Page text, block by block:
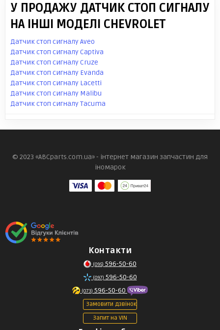
У ПРОДАЖУ ДАТЧИК СТОП СИГНАЛУ
НА ІНШІ МОДЕЛІ CHEVROLET
Датчик стоп сигналу Aveo
Датчик стоп сигналу Captiva
Датчик стоп сигналу Cruze
Датчик стоп сигналу Evanda
Датчик стоп сигналу Lacetti
Датчик стоп сигналу Malibu
Датчик стоп сигналу Tacuma
© 2023 «ABCparts.com.ua» - інтернет магазин запчастин для
іномарок
Контакти
(095) 596-50-60
(097) 596-50-60
(073) 596-50-60
Замовити дзвінок
Запит на VIN